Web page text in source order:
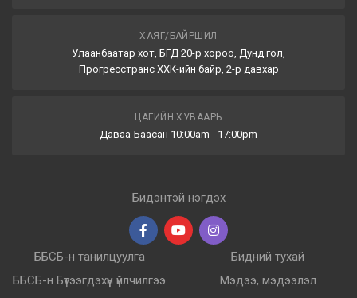
ХАЯГ/БАЙРШИЛ
Улаанбаатар хот, БГД 20-р хороо, Дунд гол,
Прогресстранс ХХК-ийн байр, 2-р давхар
ЦАГИЙН ХУВААРЬ
Даваа-Баасан 10:00am - 17:00pm
Бидэнтэй нэгдэх
ББСБ-н танилцуулга
ББСБ-н Бүтээгдэхүүн үйлчилгээ
Бидний тухай
Мэдээ, мэдээлэл